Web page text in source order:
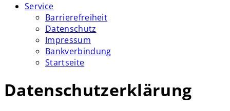
Service
Barrierefreiheit
Datenschutz
Impressum
Bankverbindung
Startseite
Datenschutzerklärung